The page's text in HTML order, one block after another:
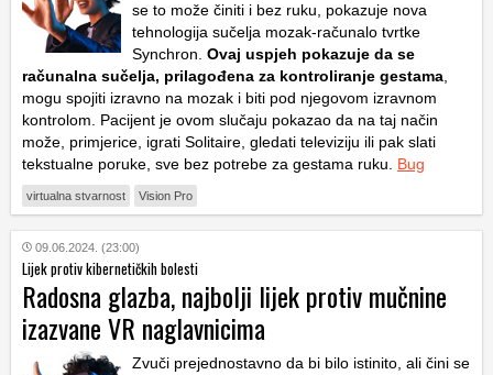
se to može činiti i bez ruku, pokazuje nova
tehnologija sučelja mozak-računalo tvrtke
Synchron. Ovaj uspjeh pokazuje da se
računalna sučelja, prilagođena za kontroliranje gestama,
mogu spojiti izravno na mozak i biti pod njegovom izravnom
kontrolom. Pacijent je ovom slučaju pokazao da na taj način
može, primjerice, igrati Solitaire, gledati televiziju ili pak slati
tekstualne poruke, sve bez potrebe za gestama ruku. Bug
virtualna stvarnost Vision Pro
09.06.2024. (23:00)
Lijek protiv kibernetičkih bolesti
Radosna glazba, najbolji lijek protiv mučnine
izazvane VR naglavnicima
Zvuči prejednostavno da bi bilo istinito, ali čini se